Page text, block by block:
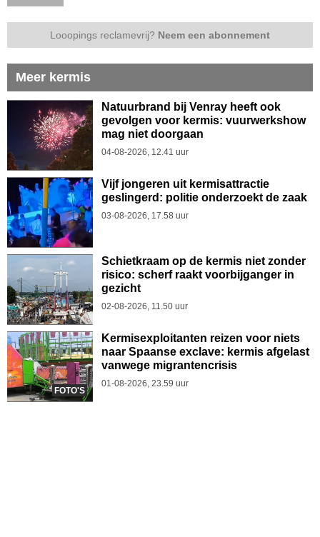
Looopings reclamevrij? Neem een abonnement
Meer kermis
Natuurbrand bij Venray heeft ook
gevolgen voor kermis: vuurwerkshow
mag niet doorgaan
04-08-2026, 12.41 uur
Vijf jongeren uit kermisattractie
geslingerd: politie onderzoekt de zaak
03-08-2026, 17.58 uur
Schietkraam op de kermis niet zonder
risico: scherf raakt voorbijganger in
gezicht
02-08-2026, 11.50 uur
FOTO'S
Kermisexploitanten reizen voor niets
naar Spaanse exclave: kermis afgelast
vanwege migrantencrisis
01-08-2026, 23.59 uur